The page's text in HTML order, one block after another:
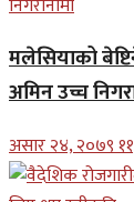
मलेसियाको
अमिन उच्च
असार २४, २०७९